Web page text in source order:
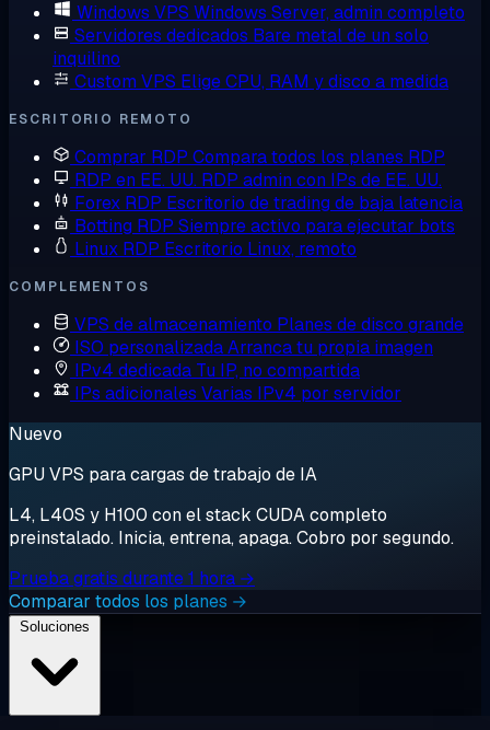
Windows VPS Windows Server, admin completo
Servidores dedicados Bare metal de un solo
inquilino
Custom VPS Elige CPU, RAM y disco a medida
ESCRITORIO REMOTO
Comprar RDP Compara todos los planes RDP
RDP en EE. UU. RDP admin con IPs de EE. UU.
Forex RDP Escritorio de trading de baja latencia
Botting RDP Siempre activo para ejecutar bots
Linux RDP Escritorio Linux, remoto
COMPLEMENTOS
VPS de almacenamiento Planes de disco grande
ISO personalizadaArranca tu propia imagen
IPv4 dedicada Tu IP, no compartida
IPs adicionales Varias IPv4 por servidor
Nuevo
GPU VPS para cargas de trabajo de IA
L4, L40S y H100 con el stack CUDA completo
preinstalado. Inicia, entrena, apaga. Cobro por segundo.
Prueba gratis durante 1 hora →
Comparar todos los planes →